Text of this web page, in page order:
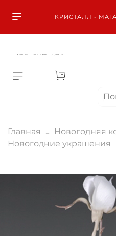
КРИСТАЛЛ -
КРИСТАЛЛ - МАГАЗИН ПОДАРКОВ
Главная
Новогодняя
Новогодние украшения